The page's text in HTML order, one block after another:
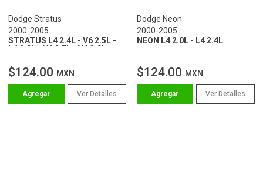
Dodge Stratus
2000-2005
STRATUS L4 2.4L - V6 2.5L -
L4 2.0L - V6 2.7L - V6 3.0L
$124.00 MXN
Ver Detalles
Dodge Neon
2000-2005
NEON L4 2.0L - L4 2.4L
$124.00 MXN
Ver Detalles